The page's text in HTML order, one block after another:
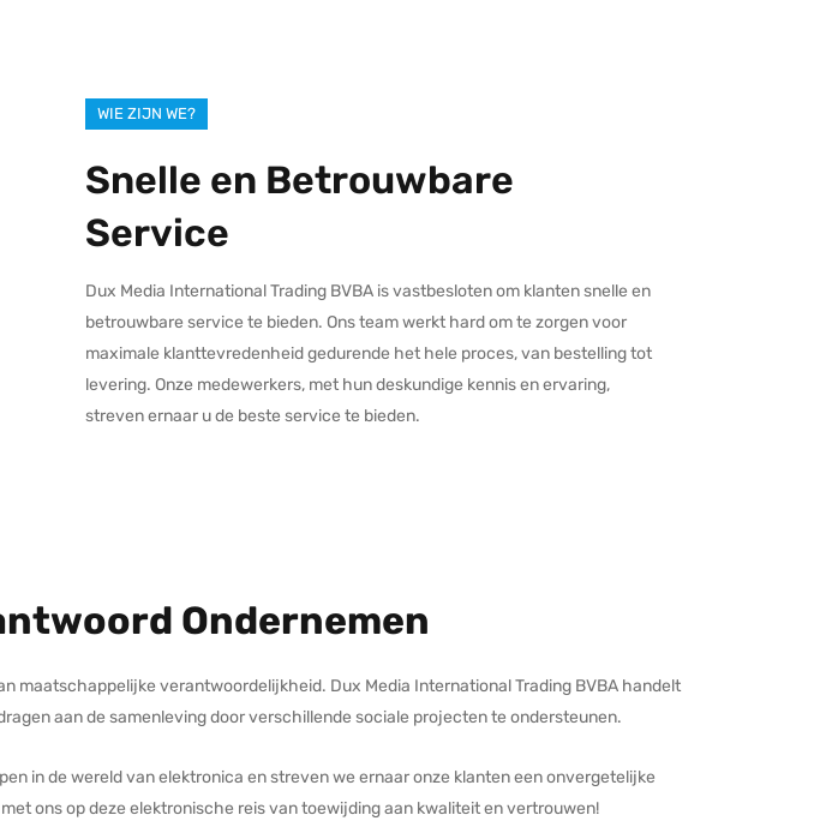
WIE ZIJN WE?
Snelle en Betrouwbare
Service
Dux Media International Trading BVBA is vastbesloten om klanten snelle en
betrouwbare service te bieden. Ons team werkt hard om te zorgen voor
maximale klanttevredenheid gedurende het hele proces, van bestelling tot
levering. Onze medewerkers, met hun deskundige kennis en ervaring,
streven ernaar u de beste service te bieden.
Ondernemen
maatschappelijke verantwoordelijkheid. Dux Media International Trading BVBA handelt
aan de samenleving door verschillende sociale projecten te ondersteunen.
in de wereld van elektronica en streven we ernaar onze klanten een onvergetelijke
ons op deze elektronische reis van toewijding aan kwaliteit en vertrouwen!